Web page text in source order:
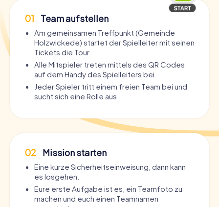
01 Team aufstellen
Am gemeinsamen Treffpunkt (Gemeinde
Holzwickede) startet der Spielleiter mit seinen
Tickets die Tour.
Alle Mitspieler treten mittels des QR Codes
auf dem Handy des Spielleiters bei.
Jeder Spieler tritt einem freien Team bei und
sucht sich eine Rolle aus.
02 Mission starten
Eine kurze Sicherheitseinweisung, dann kann
es losgehen.
Eure erste Aufgabe ist es, ein Teamfoto zu
machen und euch einen Teamnamen